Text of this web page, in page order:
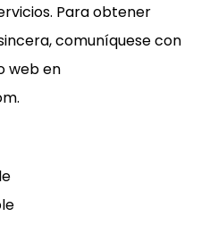
Para obtener
comuníquese con
web en